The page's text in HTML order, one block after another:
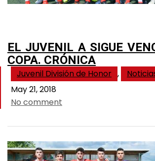
EL JUVENIL A SIGUE
COPA. CRÓNICA
Juvenil División de Honor ,
May 21, 2018
No comment